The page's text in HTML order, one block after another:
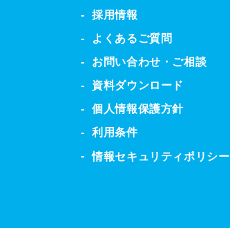
採用情報
よくあるご質問
お問い合わせ・ご相談
資料ダウンロード
個人情報保護方針
利用条件
情報セキュリティポリシー